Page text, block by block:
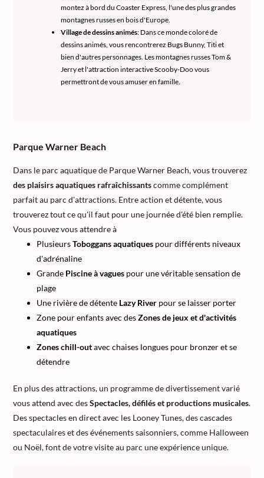
montez à bord du Coaster Express, l'une des plus grandes
montagnes russes en bois d'Europe.
Village de dessins animés: Dans ce monde coloré de
dessins animés, vous rencontrerez Bugs Bunny, Titi et
bien d'autres personnages. Les montagnes russes Tom &
Jerry et l'attraction interactive Scooby-Doo vous
permettront de vous amuser en famille.
Parque Warner Beach
Dans le parc aquatique de Parque Warner Beach, vous trouverez
des plaisirs aquatiques rafraîchissantscomme complément
parfait au parc d'attractions. Entre action et détente, vous
trouverez tout ce qu'il faut pour une journée d'été bien remplie.
Vous pouvez vous attendre à
PlusieursToboggans aquatiques pour différents niveaux
d'adrénaline
Grande Piscine à vagues pour une véritable sensation de
plage
Une rivière de détente Lazy River pour se laisser porter
Zone pour enfants avec desZones de jeux et d'activités
aquatiques
Zones chill-outavec chaises longues pour bronzer et se
détendre
En plus des attractions, un programme de divertissement varié
vous attend avec desSpectacles, défilés et productions musicales.
Des spectacles en direct avec les Looney Tunes, des cascades
spectaculaires et des événements saisonniers, comme Halloween
ou Noël, font de votre visite au parc une expérience unique.